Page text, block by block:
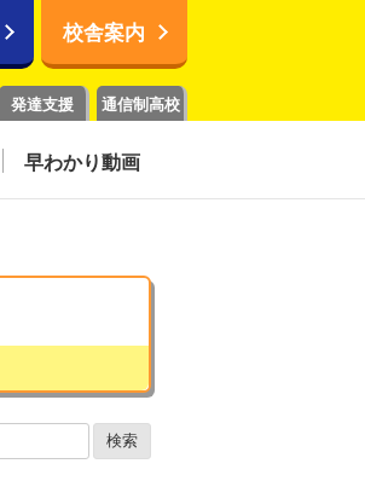
校舎案内
発達支援 通信制高校
早わかり動画